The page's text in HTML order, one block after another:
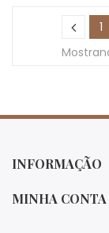
1
INFORMAÇÃO
MINHA CONTA